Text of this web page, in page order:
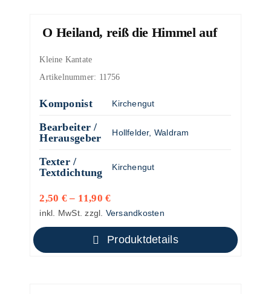
O Heiland, reiß die Himmel auf
Kleine Kantate
Artikelnummer: 11756
Komponist Kirchengut
Bearbeiter /
Herausgeber
Hollfelder, Waldram
Texter /
Textdichtung
Kirchengut
2,50 €– 11,90€
inkl. MwSt. zzgl. Versandkosten
Produktdetails